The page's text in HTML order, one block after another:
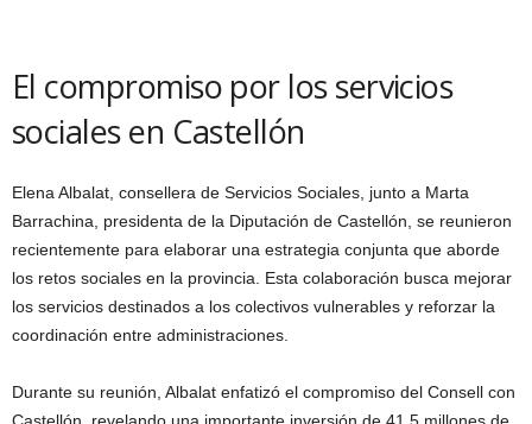
El compromiso por los servicios
sociales en Castellón
Elena Albalat, consellera de Servicios Sociales, junto a Marta
Barrachina, presidenta de la Diputación de Castellón, se reunieron
recientemente para elaborar una estrategia conjunta que aborde
los retos sociales en la provincia. Esta colaboración busca mejorar
los servicios destinados a los colectivos vulnerables y reforzar la
coordinación entre administraciones.
Durante su reunión, Albalat enfatizó el compromiso del Consell con
Castellón, revelando una importante inversión de 41,5 millones de